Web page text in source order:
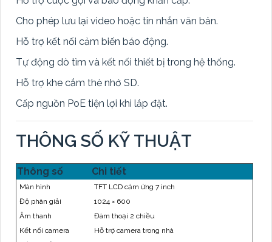
Cho phép lưu lại video hoặc tin nhắn văn bản.
Hỗ trợ kết nối cảm biến báo động.
Tự động dò tìm và kết nối thiết bị trong hệ thống.
Hỗ trợ khe cắm thẻ nhớ SD.
Cấp nguồn PoE tiện lợi khi lắp đặt.
THÔNG SỐ KỸ THUẬT
Thông số Chi tiết
Màn hình
TFT LCD cảm ứng 7 inch
Độ phân giải
1024 × 600
Âm thanh
Đàm thoại 2 chiều
Kết nối camera
Hỗ trợ camera trong nhà